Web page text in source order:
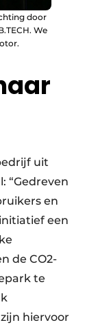
door
We
uit
“Gedreven
en
een
de CO2-
te
hiervoor